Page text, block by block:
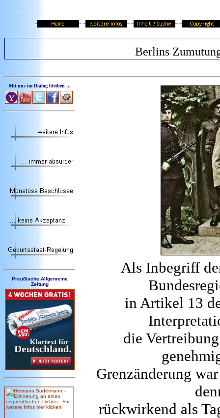
Berlins
Mit uns im Dialog bleiben ...
Preußische Allgemeine
Zeitung
Als Inbegriff
in Artikel 13
die
Grenzänderung
rückwirkend als